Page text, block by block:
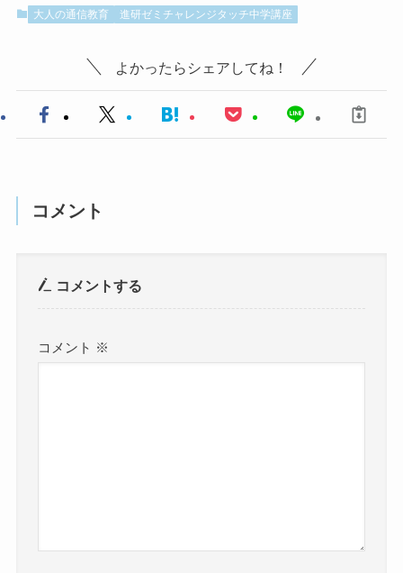
大人の通信教育 進研ゼミチャレンジタッチ中学講座
よかったらシェアしてね！
コメント
コメントする
コメント ※